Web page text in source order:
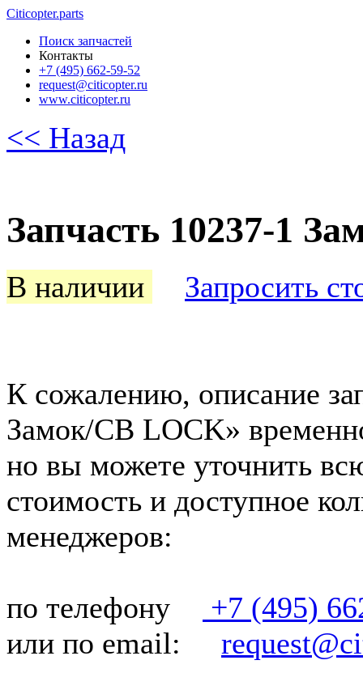
Citicopter.parts
Поиск запчастей
Контакты
+7 (495) 662-59-52
request@citicopter.ru
www.citicopter.ru
<< Назад
Запчасть 10237-1
В наличии Запросить
К сожалению, описание
Замок/СВ LOCK»
но вы можете уточнить
стоимость и доступное
менеджеров:
по телефону
+7 (495)
или по email: